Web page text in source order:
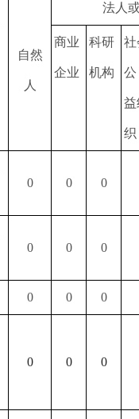
自然
人
法人
商业
企业
科研
机构
社
公
益
织
0 0 0
0 0 0
0 0 0
0 0 0